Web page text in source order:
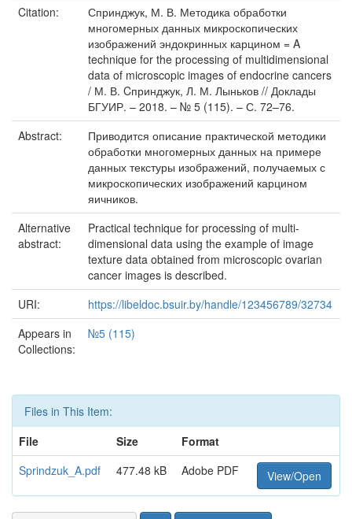
Citation:
Спринджук, М. В. Методика обработки
многомерных данных микроскопических
изображений эндокринных карцином = A
technique for the processing of multidimensional
data of microscopic images of endocrine cancers
/ М. В. Cпринджук, Л. М. Лыньков // Доклады
БГУИР. – 2018. – № 5 (115). – С. 72–76.
Abstract:
Приводится описание практической методики
обработки многомерных данных на примере
данных текстуры изображений, получаемых с
микроскопических изображений карцином
яичников.
Alternative
abstract:
Practical technique for processing of multi-
dimensional data using the example of image
texture data obtained from microscopic ovarian
cancer images is described.
URI:
https://libeldoc.bsuir.by/handle/123456789/32734
Appears in
Collections:
№5 (115)
Files in This Item:
File
Size
Format
Sprindzuk_A.pdf
477.48 kB Adobe PDF View/Open